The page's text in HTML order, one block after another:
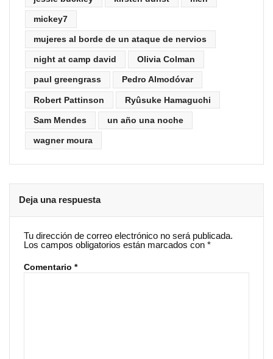
mickey7
mujeres al borde de un ataque de nervios
night at camp david Olivia Colman
paul greengrass Pedro Almodóvar
Robert Pattinson Ryûsuke Hamaguchi
Sam Mendes un año una noche
wagner moura
Deja una respuesta
Tu dirección de correo electrónico no será publicada.
Los campos obligatorios están marcados con *
Comentario *